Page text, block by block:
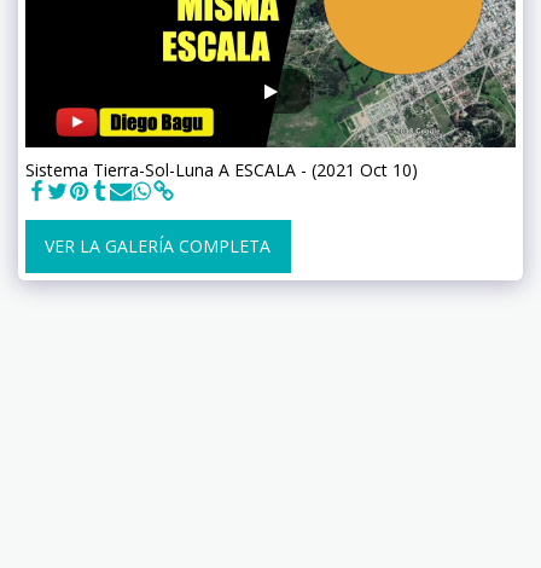
Sistema Tierra-Sol-Luna A ESCALA - (2021 Oct 10)
VER LA GALERÍA COMPLETA